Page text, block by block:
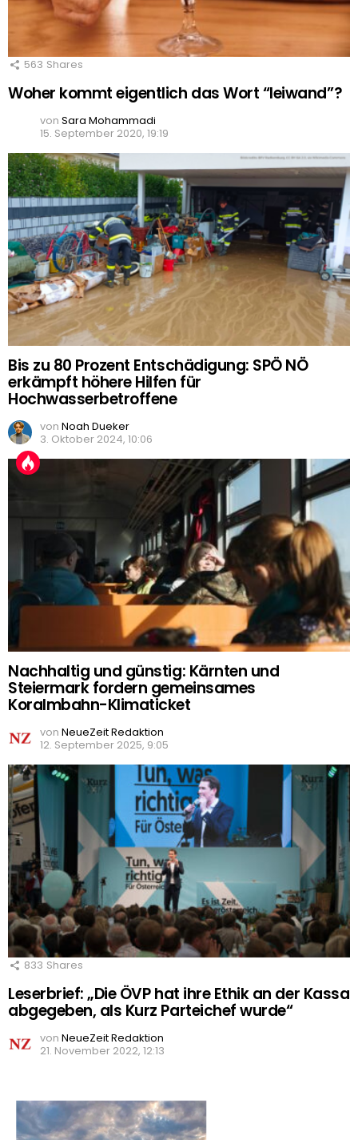
563 Shares
Woher kommt eigentlich das Wort “leiwand”?
von Sara Mohammadi
15. September 2020, 19:19
Bis zu 80 Prozent Entschädigung: SPÖ NÖ
erkämpft höhere Hilfen für
Hochwasserbetroffene
von Noah Dueker
3. Oktober 2024, 10:06
Nachhaltig und günstig: Kärnten und
Steiermark fordern gemeinsames
Koralmbahn-Klimaticket
von NeueZeit Redaktion
12. September 2025, 9:05
833 Shares
Leserbrief: „Die ÖVP hat ihre Ethik an der Kassa
abgegeben, als Kurz Parteichef wurde“
von NeueZeit Redaktion
21. November 2022, 12:13